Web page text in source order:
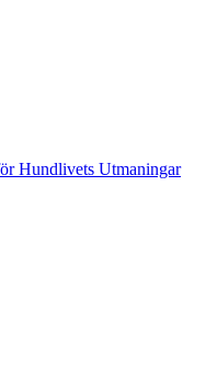
Hundlivets Utmaningar